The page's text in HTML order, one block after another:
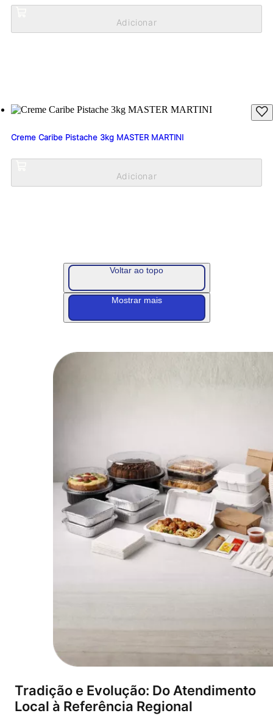
Creme Caribe Pistache 3kg MASTER MARTINI
Voltar ao topo
Mostrar mais
Tradição e Evolução: Do Atendimento
Local à Referência Regional